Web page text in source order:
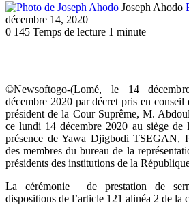
Joseph Ahodo
décembre 14, 2020
0 145 Temps de lecture 1 minute
©Newsoftogo-(Lomé, le 14
décembre 2020 par décret pris en
président de la Cour Suprême, M.
ce lundi 14 décembre 2020 au siège de
présence de Yawa Djigbodi TSEGAN,
des membres du bureau de la
présidents des institutions de la
La cérémonie de prestation de
dispositions de l’article 121 alinéa 2 de la